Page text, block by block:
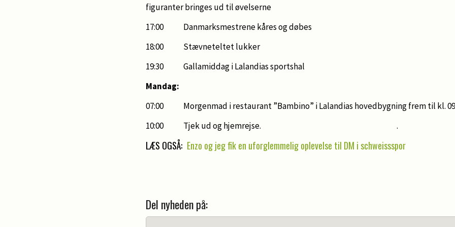
figuranter bringes ud til øvelserne
17:00 Danmarksmestrene kåres og døbes
18:00 Stævneteltet lukker
19:30 Gallamiddag i Lalandias sportshal
Mandag:
07:00 Morgenmad i restaurant ”Bambino” i Lalandias hovedbygning frem til kl.
10:00 Tjek ud og hjemrejse. .
LÆS OGSÅ: Enzo og jeg fik en uforglemmelig oplevelse til DM i schweissspor
Del nyheden på: